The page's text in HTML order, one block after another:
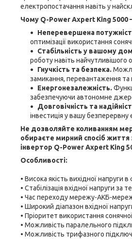
електропостачання навіть у
Чому Q-Power Axpert King 5000
Неперевершена
оптимізації використання
Стабільність у вашому
роботу навіть найчутливішого
Гнучкість та безпека.
замикання, перевантаження та
Енергонезалежність.
забезпечуючи автономне
Довговічність та
інвестиція у вашу
Не дозволяйте коливанням
обираєте мирний спосіб
інвертор Q-Power Axpert King
Особливості:
• Висока якість вихідної напруги
• Стабілізація вхідної напруги за
• Час переходу мережу-АКБ-
• Широкий діапазон вхідної
• Пріоритет використання
• Можливість паралельного
• Можливість трифазного